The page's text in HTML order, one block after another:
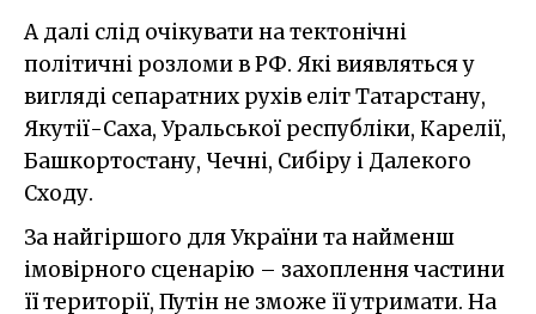
А далі слід очікувати на тектонічні
політичні розломи в РФ. Які виявляться у
вигляді сепаратних рухів еліт Татарстану,
Якутії-Саха, Уральської республіки, Карелії,
Башкортостану, Чечні, Сибіру і Далекого
Сходу.
За найгіршого для України та найменш
імовірного сценарію – захоплення частини
її території, Путін не зможе її утримати. На